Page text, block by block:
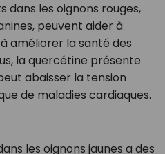
dans les oignons rouges,
peuvent aider à
améliorer la santé des
la quercétine présente
abaisser la tension
de maladies cardiaques.
les oignons jaunes a des